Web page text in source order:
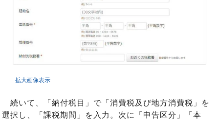
拡大画像表示
続いて、「納付税目」で「消費税及び地方消費税」を
選択し、「課税期間」を入力。次に「申告区分」「本